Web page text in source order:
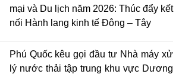
mại và Du lịch năm 2026: Thúc đẩy kết
nối Hành lang kinh tế Đông – Tây
Phú Quốc kêu gọi đầu tư Nhà máy xử
lý nước thải tập trung khu vực Dương